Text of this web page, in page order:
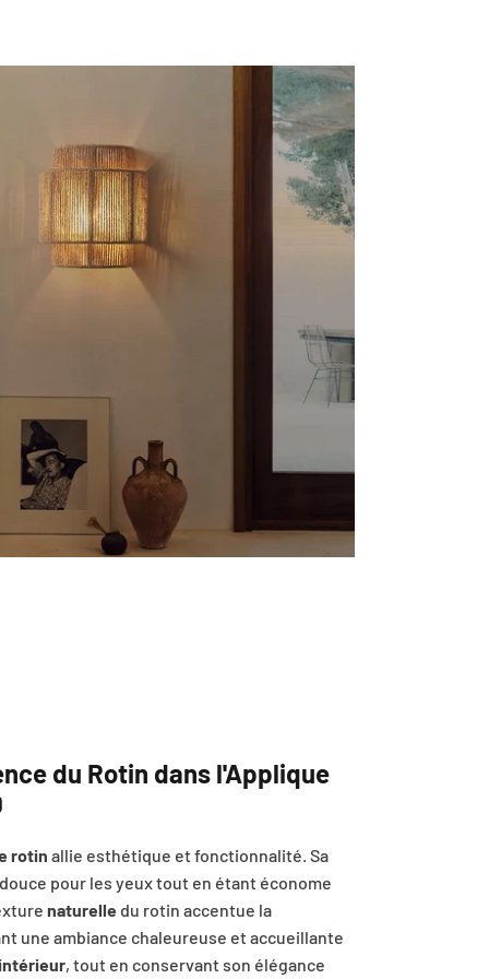
du Rotin dans l'Applique
rotin allie esthétique et fonctionnalité. Sa
pour les yeux tout en étant économe
naturelle du rotin accentue la
une ambiance chaleureuse et accueillante
, tout en conservant son élégance